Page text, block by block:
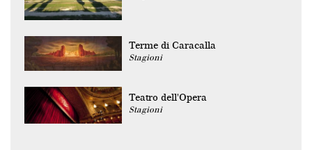
Terme di Caracalla
Stagioni
Teatro dell'Opera
Stagioni